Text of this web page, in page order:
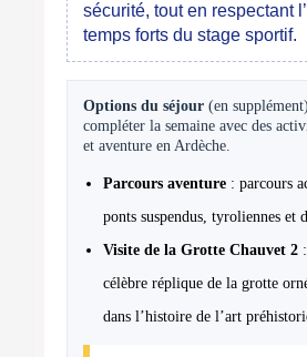
sécurité, tout en respectant
temps forts du stage sportif.
Options du séjour (en
compléter la semaine avec des
et aventure en Ardèche.
Parcours aventure : parcours
ponts suspendus, tyroliennes et
Visite de la Grotte Chauvet 2
célèbre réplique de la grotte
dans l’histoire de l’art